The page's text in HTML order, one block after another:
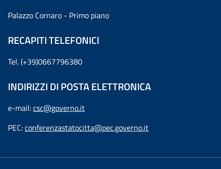
Palazzo Cornaro - Primo piano
RECAPITI TELEFONICI
Tel. (+39)0667796380
INDIRIZZI DI POSTA ELETTRONICA
e-mail:csc@governo.it
PEC:conferenzastatocitta@pec.governo.it